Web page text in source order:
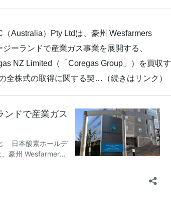
Australia）Pty Ltdは、豪州 Wesfarmers
ーランドで産業ガス事業を展開する、
NZ Limited（「Coregas Group」）を買収す
全株式の取得に関する契…（続きはリンク）